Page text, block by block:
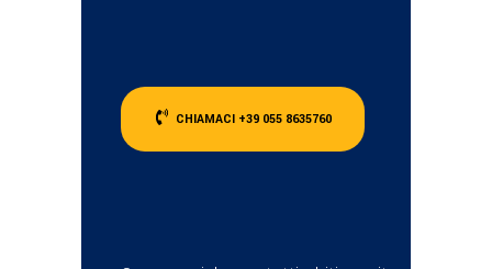
CHIAMACI +39 055 8635760